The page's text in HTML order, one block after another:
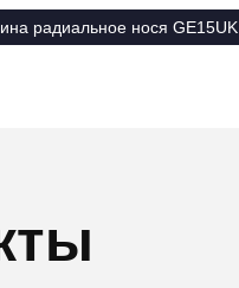
радиальное нося GE15UK